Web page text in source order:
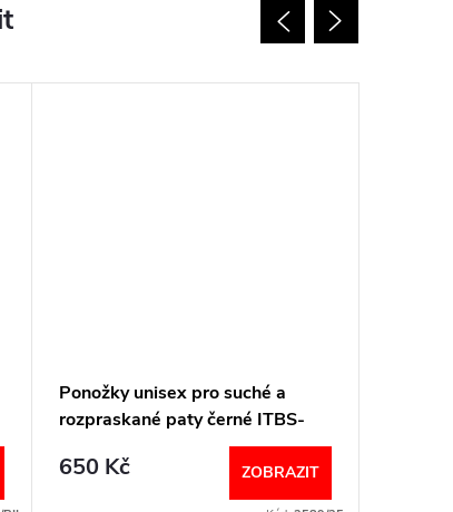
Ponožky unisex pro suché a
rozpraskané paty černé ITBS-
650 Kč ZOBRAZIT